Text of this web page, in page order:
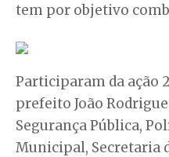
tem por objetivo
Participaram da ação
prefeito João
Segurança Pública,
Municipal, Secretaria